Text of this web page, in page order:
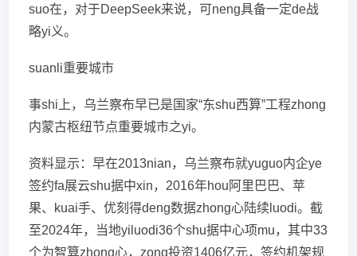
suo在，对于DeepSeek来说，可neng具备一定de战
略yi义。
suanli重要城市
事shi上，乌兰察布早已是国家“东shu西算”工程zhong
内蒙古枢纽节点重要城市之yi。
资料显示：早在2013nian，乌兰察布就yuguo内企ye
签约fa展云shu据中xin，2016年hou阿里巴巴、苹
果、kuai手、优刻得deng数据zhong心陆续luodi。截
至2024年，当地yiluodi36个shu据中心项mu，其中33
个为智算zhong心，zong投资1406亿元，签约机架规